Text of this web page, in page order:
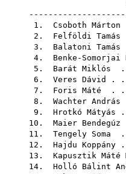
1. Csoboth Márton
2. Felföldi Tamás
3. Balatoni Tamás
4. Benke-Somorjai
5. Barát Miklós .
6. Veres Dávid .
7. Foris Máté . .
8. Wachter András
9. Hrotkó Mátyás
10. Maier Bendegúz
11. Tengely Soma .
12. Hajdu Koppány
13. Kapusztik Máté
14. Holló Bálint